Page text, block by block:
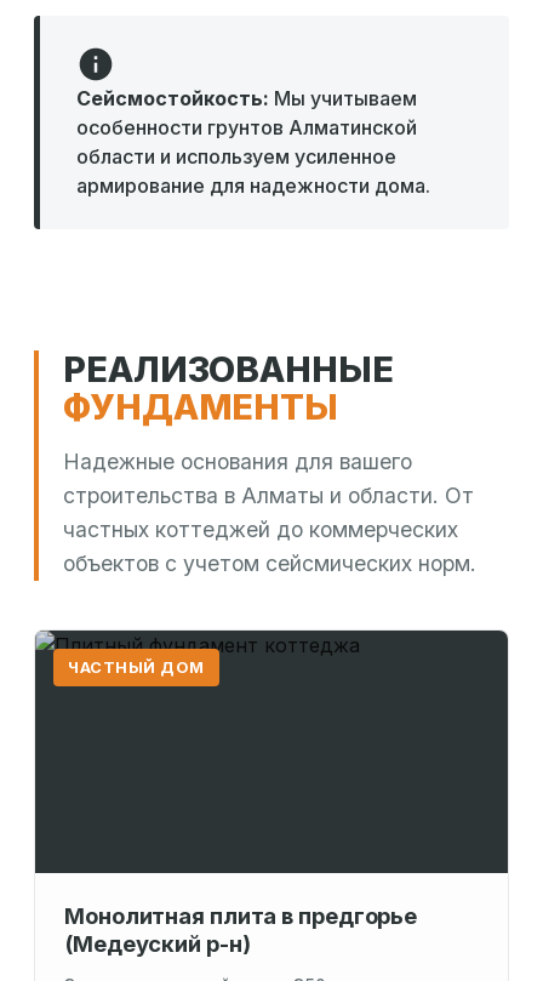
Сейсмостойкость: Мы учитываем
особенности грунтов Алматинской
области и используем усиленное
армирование для надежности дома.
РЕАЛИЗОВАННЫЕ
ФУНДАМЕНТЫ
Надежные основания для вашего
строительства в Алматы и области. От
частных коттеджей до коммерческих
объектов с учетом сейсмических норм.
ЧАСТНЫЙ ДОМ
Монолитная плита в предгорье
(Медеуский р-н)